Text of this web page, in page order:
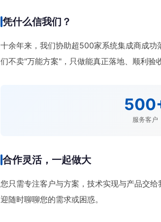
凭什么信我们？
十余年来，我们协助超500家系统集成商成
们不卖"万能方案"，只做能真正落地、顺利验
服务客户
合作灵活，一起做大
您只需专注客户与方案，技术实现与产品交
迎随时聊聊您的需求或困惑。